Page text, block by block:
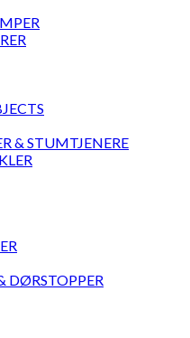
& STUMTJENERE
DØRSTOPPER